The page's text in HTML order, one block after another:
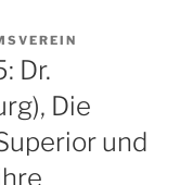
Dr.
Die
und